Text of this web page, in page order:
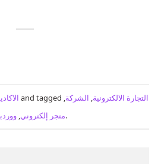
and tagged التجارة الالكترونية, الشركة,
متجر إلكتروني, .